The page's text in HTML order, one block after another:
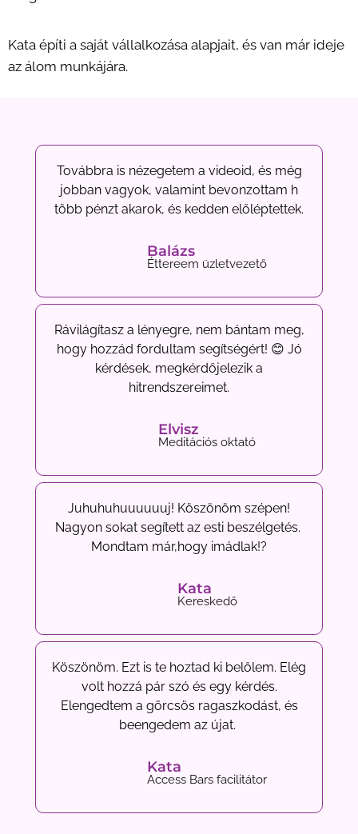
Kata építi a saját vállalkozása alapjait, és van már ideje
az álom munkájára.
Továbbra is nézegetem a videoid, és még
jobban vagyok, valamint bevonzottam h
több pénzt akarok, és kedden előléptettek.
Balázs
Éttereem üzletvezető
Rávilágítasz a lényegre, nem bántam meg,
hogy hozzád fordultam segítségért! 😊 Jó
kérdések, megkérdőjelezik a
hitrendszereimet.
Elvisz
Meditációs oktató
Juhuhuhuuuuuuj! Köszönöm szépen!
Nagyon sokat segített az esti beszélgetés.
Mondtam már,hogy imádlak!?
Kata
Kereskedő
Köszönöm. Ezt is te hoztad ki belőlem. Elég
volt hozzá pár szó és egy kérdés.
Elengedtem a görcsös ragaszkodást, és
beengedem az újat.
Kata
Access Bars facilitátor